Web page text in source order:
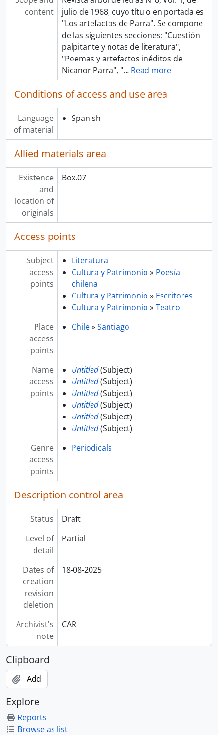
content
julio de 1968, cuyo título en portada es
"Los artefactos de Parra". Se compone
de las siguientes secciones: "Cuestión
palpitante y notas de literatura",
"Poemas y artefactos inéditos de
Nicanor Parra", "… Read more
Conditions of access and use area
Language
of material
Spanish
Allied materials area
Existence
and
location of
originals
Box.07
Access points
Subject
access
points
Literatura
Cultura y Patrimonio » Poesía
chilena
Cultura y Patrimonio » Escritores
Cultura y Patrimonio »Teatro
Place
access
points
Chile»Santiago
Name
access
points
Untitled(Subject)
Untitled(Subject)
Untitled(Subject)
Untitled(Subject)
Untitled(Subject)
Untitled(Subject)
Genre
access
points
Periodicals
Description control area
Status
Draft
Level of
detail
Partial
Dates of
creation
revision
deletion
18-08-2025
Archivist's
note
CAR
Clipboard
Add
Explore
Reports
Browse as list